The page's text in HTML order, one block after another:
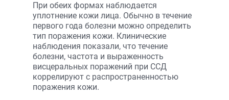
При обеих формах наблюдается
уплотнение кожи лица. Обычно в течение
первого года болезни можно определить
тип поражения кожи. Клинические
наблюдения показали, что течение
болезни, частота и выраженность
висцеральных поражений при ССД
коррелируют с распространенностью
поражения кожи.